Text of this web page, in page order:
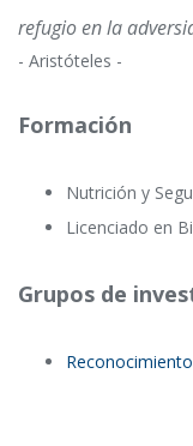
refugio en la
- Aristóteles -
Formación
Nutrición y
Licenciado en
Grupos de